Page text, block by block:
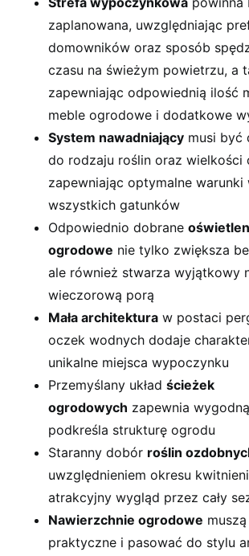
zaplanowana, uwzględniając
domowników oraz sposób
czasu na świeżym powietrzu, a
zapewniając odpowiednią ilość
meble ogrodowe i dodatkowe
System nawadniający musi być
do rodzaju roślin oraz wielkości
zapewniając optymalne warunki
wszystkich gatunków
Odpowiednio dobrane
ogrodowe nie tylko zwiększa
ale również stwarza wyjątkowy
wieczorową porą
Mała architektura w postaci
oczek wodnych dodaje
unikalne miejsca wypoczynku
Przemyślany układ ścieżek
ogrodowych zapewnia
podkreśla strukturę ogrodu
Staranny dobór roślin
uwzględnieniem okresu
atrakcyjny wygląd przez cały
Nawierzchnie ogrodowe
praktyczne i pasować do stylu